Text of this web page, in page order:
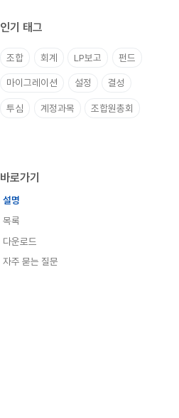
인기 태그
조합 회계 LP보고 펀드
마이그레이션 설정 결성
투심 계정과목 조합원총회
바로가기
설명
목록
다운로드
자주 묻는 질문